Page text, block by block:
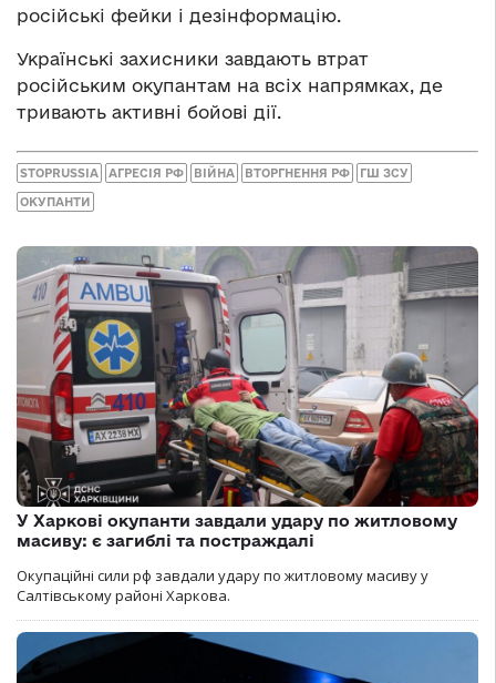
російські фейки і дезінформацію.
Українські захисники завдають втрат
російським окупантам на всіх напрямках, де
тривають активні бойові дії.
STOPRUSSIA АГРЕСІЯ РФ ВІЙНА ВТОРГНЕННЯ РФ ГШ ЗСУ
ОКУПАНТИ
У Харкові окупанти завдали удару по житловому
масиву: є загиблі та постраждалі
Окупаційні сили рф завдали удару по житловому масиву у
Салтівському районі Харкова.